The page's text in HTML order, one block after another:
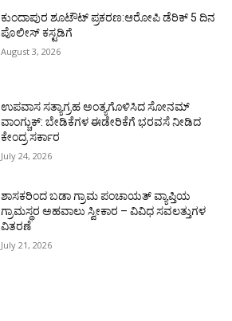
ಕುಂದಾಪುರ ಶೂಟೌಟ್ ಪ್ರಕರಣ:ಆರೋಪಿ ಡೆರಿಕ್ 5 ದಿನ
ಪೊಲೀಸ್ ಕಸ್ಟಡಿಗೆ
August 3, 2026
ಉಪವಾಸ ಸತ್ಯಾಗ್ರಹ ಅಂತ್ಯಗೊಳಿಸಿದ ಸೋನಮ್
ವಾಂಗ್ಚುಕ್: ಬೇಡಿಕೆಗಳ ಈಡೇರಿಕೆಗೆ ಭರವಸೆ ನೀಡಿದ
ಕೇಂದ್ರ ಸರ್ಕಾರ
July 24, 2026
ಶಾಸಕರಿಂದ ಬಡಾ ಗ್ರಾಮ ಪಂಚಾಯತ್ ವ್ಯಾಪ್ತಿಯ
ಗ್ರಾಮಸ್ಥರ ಅಹವಾಲು ಸ್ವೀಕಾರ – ವಿವಿಧ ಸವಲತ್ತುಗಳ
ವಿತರಣೆ
July 21, 2026